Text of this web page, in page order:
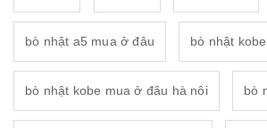
bò nhật a5 mua ở đâu bò nhật
bò nhật kobe mua ở đâu hà nôi bò